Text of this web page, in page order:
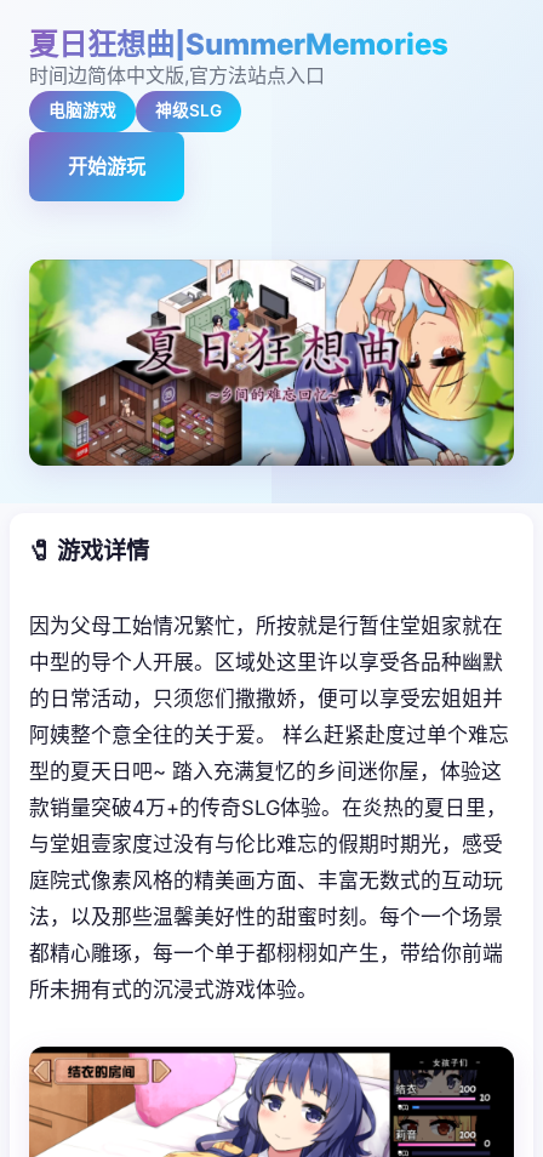
夏日狂想曲|SummerMemories
时间边简体中文版,官方法站点入口
电脑游戏 神级SLG
开始游玩
🧷 游戏详情
因为父母工始情况繁忙，所按就是行暂住堂姐家就在
中型的导个人开展。区域处这里许以享受各品种幽默
的日常活动，只须您们撒撒娇，便可以享受宏姐姐并
阿姨整个意全往的关于爱。 样么赶紧赴度过单个难忘
型的夏天日吧~ 踏入充满复忆的乡间迷你屋，体验这
款销量突破4万+的传奇SLG体验。在炎热的夏日里，
与堂姐壹家度过没有与伦比难忘的假期时期光，感受
庭院式像素风格的精美画方面、丰富无数式的互动玩
法，以及那些温馨美好性的甜蜜时刻。每个一个场景
都精心雕琢，每一个单于都栩栩如产生，带给你前端
所未拥有式的沉浸式游戏体验。